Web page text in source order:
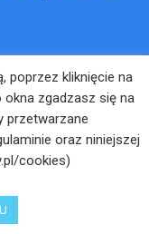
przełamywać
poprzez kliknięcie na
okna zgadzasz się na
przetwarzane
oraz niniejszej
cookies)